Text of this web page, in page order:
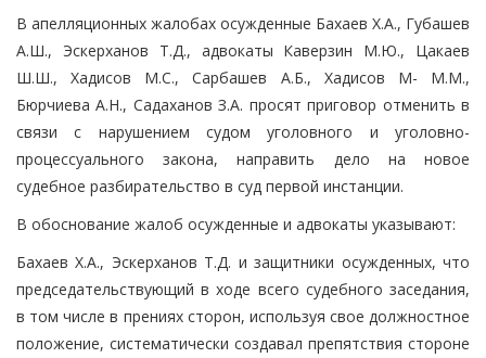
В апелляционных жалобах осужденные Бахаев Х.А., Губашев
А.Ш., Эскерханов Т.Д., адвокаты Каверзин М.Ю., Цакаев
Ш.Ш., Хадисов М.С., Сарбашев А.Б., Хадисов М- М.М.,
Бюрчиева А.Н., Садаханов З.А. просят приговор отменить в
связи с нарушением судом уголовного и уголовно-
процессуального закона, направить дело на новое
судебное разбирательство в суд первой инстанции.
В обоснование жалоб осужденные и адвокаты указывают:
Бахаев Х.А., Эскерханов Т.Д. и защитники осужденных, что
председательствующий в ходе всего судебного заседания,
в том числе в прениях сторон, используя свое должностное
положение, систематически создавал препятствия стороне